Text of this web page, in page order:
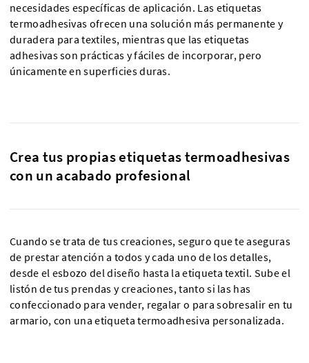
necesidades específicas de aplicación. Las etiquetas
termoadhesivas ofrecen una solución más permanente y
duradera para textiles, mientras que las etiquetas
adhesivas son prácticas y fáciles de incorporar, pero
únicamente en superficies duras.
Crea tus propias etiquetas termoadhesivas
con un acabado profesional
Cuando se trata de tus creaciones, seguro que te aseguras
de prestar atención a todos y cada uno de los detalles,
desde el esbozo del diseño hasta la etiqueta textil. Sube el
listón de tus prendas y creaciones, tanto si las has
confeccionado para vender, regalar o para sobresalir en tu
armario, con una etiqueta termoadhesiva personalizada.